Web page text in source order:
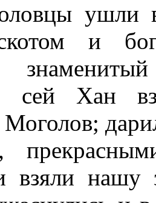
ушли
и
сей Хан
нашу